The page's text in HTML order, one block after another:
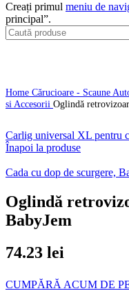
Creați primul meniu de
principal”.
Home Cărucioare - Scaune
si Accesorii Oglindă
Carlig universal XL pentru
Înapoi la produse
Cada cu dop de scurgere,
Oglindă
BabyJem
74.23 lei
CUMPĂRĂ ACUM DE